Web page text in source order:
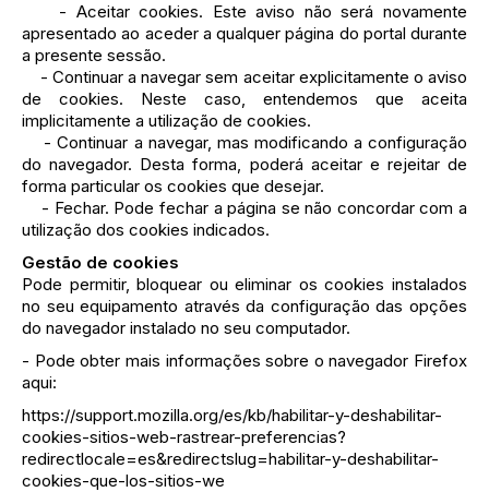
- Aceitar cookies. Este aviso não será novamente
apresentado ao aceder a qualquer página do portal durante
a presente sessão.
- Continuar a navegar sem aceitar explicitamente o aviso
de cookies. Neste caso, entendemos que aceita
implicitamente a utilização de cookies.
- Continuar a navegar, mas modificando a configuração
do navegador. Desta forma, poderá aceitar e rejeitar de
forma particular os cookies que desejar.
- Fechar. Pode fechar a página se não concordar com a
utilização dos cookies indicados.
Gestão de cookies
Pode permitir, bloquear ou eliminar os cookies instalados
no seu equipamento através da configuração das opções
do navegador instalado no seu computador.
- Pode obter mais informações sobre o navegador Firefox
aqui:
https://support.mozilla.org/es/kb/habilitar-y-deshabilitar-
cookies-sitios-web-rastrear-preferencias?
redirectlocale=es&redirectslug=habilitar-y-deshabilitar-
cookies-que-los-sitios-we